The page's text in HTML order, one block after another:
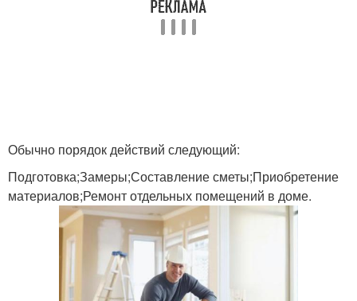
Обычно порядок действий следующий:
Подготовка;Замеры;Составление сметы;Приобретение
материалов;Ремонт отдельных помещений в доме.